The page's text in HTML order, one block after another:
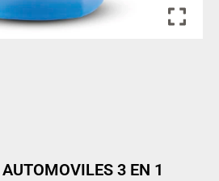
3 EN 1